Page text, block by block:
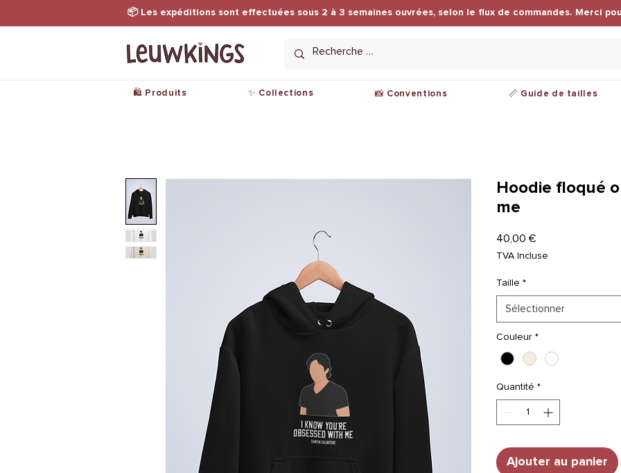
📦 Les expéditions sont effectuées sous 2 à 3 semaines ouvrées, selon le flux de commandes. Merci
🛍️ Produits ✨ Collections 📸 Conventions 📏 Guide de tailles
Hoodie floqué
me
40,00 €Prix
TVA Incluse
Taille *
Sélectionner
Couleur *
Quantité *
Ajouter au panier